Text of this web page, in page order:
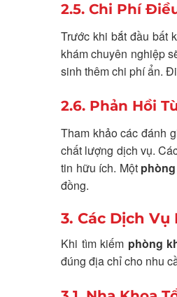
2.5. Chi Phí
Trước khi bắt đầu bất
khám chuyên nghiệp
sinh thêm chi phí ẩn.
2.6. Phản Hồi
Tham khảo các đánh
chất lượng dịch vụ.
tin hữu ích. Một
đồng.
3. Các Dịch
Khi tìm kiếm phòng
đúng địa chỉ cho nhu